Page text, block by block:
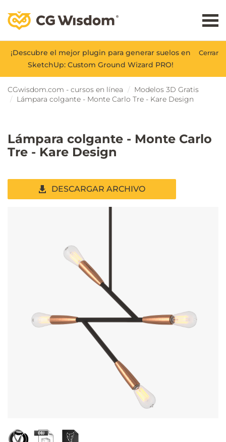
Cerrar
¡Descubre el mejor plugin para generar suelos en
SketchUp: Custom Ground Wizard PRO!
CGwisdom.com - cursos en línea
Modelos 3D Gratis
Lámpara colgante - Monte Carlo Tre - Kare Design
Lámpara colgante - Monte Carlo
Tre - Kare Design
DESCARGAR ARCHIVO